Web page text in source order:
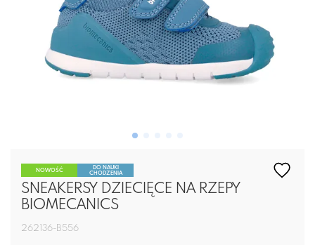
NOWOŚĆ
DO NAUKI
CHODZENIA
SNEAKERSY DZIECIĘCE NA RZEPY
BIOMECANICS
262136-B556